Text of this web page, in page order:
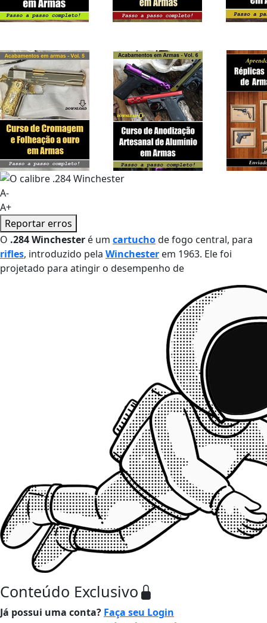
A-
A+
Reportar erros
O .284 Winchester é um cartuchode fogo central, para
rifles, introduzido pela Winchester em 1963. Ele foi
projetado para atingir o desempenho de
Conteúdo Exclusivo
Já possui uma conta? Faça seu Login